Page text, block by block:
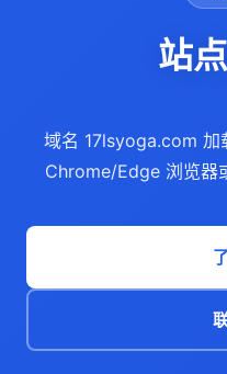
站
域名 17lsyoga.com 加
Chrome/Edge 浏览器